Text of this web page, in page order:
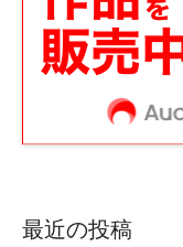
最近の投稿